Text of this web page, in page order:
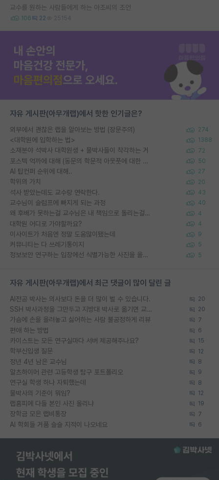
교수를 원하는 사람들에게 하는 아조씨의 조언
106 22 25154
자유 게시판(아무개랩)에서 핫한 인기글은?
외부에서 괜찮은 랩을 알아보는 방법 (장문주의) 274
<대학원에 입학하는 법> 1388
소재분야 석박사 대학원생 + 물박사들이 착각하는 거 72
포스텍 억까에 대해 (동문의 학문적 아웃풋에 대한 반박) 50
AI 탑컨퍼 순위에 대해.. 27
학위의 가치 20
석사 받았는데도 교수랑 연락한다. 43
교수님이 슬럼프에 빠지게 되는 과정 40
왜 후배가 못하는걸 교수님은 내 책임으로 돌리는걸까요? 4
대학원 어디로 가야할까요? 4
이사이트가 처음엔 정말 도움많이됐는데 9
커뮤니티는 다 쓰레기통이지 5
정보보안 연구하는 입장에선 식별가능한 사진을 올리는건 비추이긴함 5
자유 게시판(아무개랩)에서 최근 댓글이 많이 달린 글
AI전공 박사는 의사보다 돈을 더 많이 벌 수 있습니다. 20
SSH 박사과정을 그만두고 지방대 박사로 옮기면 교수의 꿈은 끝일까요? 20
가슴에 손을 올려놓고 싫어하는 사람 불공정하게 리뷰 7
편애 하는 방법 6
카이스트는 모든 연구실마다 서버 제공해주나요? 15
학부신입생 질문 12
정년 4년 남은 교수님 8
알츠하이머 관련 고등학생 탐구 포트폴리오 9
연구실 학생 하나 자퇴했는데 8
물박사의 기준이 뭐임? 12
랩홈피에 다들 본인 사진 올리냐 19
장학금 모은 랩비통장 7
AI 학회들 거품 슬슬 지적이 나오네요 6